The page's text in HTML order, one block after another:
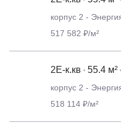
корпус 2 -
517 582 ₽/м²
2Е-к.кв 55.4 м²
корпус 2 -
518 114 ₽/м²